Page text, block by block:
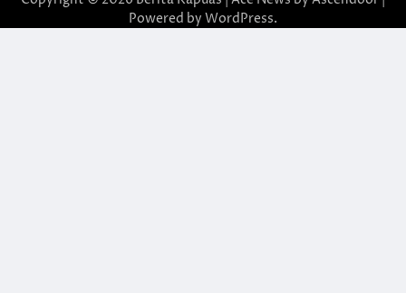
Powered by WordPress.